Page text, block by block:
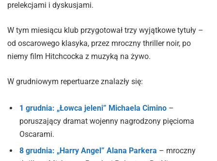
prelekcjami i dyskusjami.
W tym miesiącu klub przygotował trzy wyjątkowe tytuły –
od oscarowego klasyka, przez mroczny thriller noir, po
niemy film Hitchcocka z muzyką na żywo.
W grudniowym repertuarze znalazły się:
1 grudnia: „Łowca jeleni” Michaela Cimino –
poruszający dramat wojenny nagrodzony pięcioma
Oscarami.
8 grudnia: „Harry Angel” Alana Parkera – mroczny